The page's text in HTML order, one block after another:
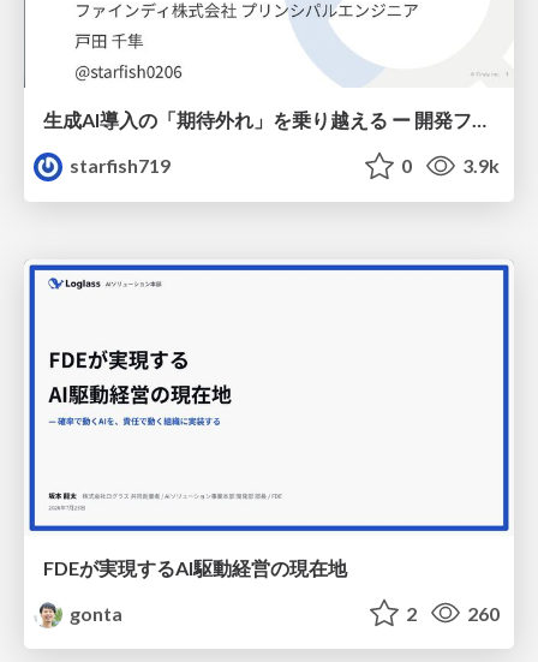
生成AI導入の「期待外れ」を乗り越える ー 開発フロー改革が目指す、真の組織変革
starfish719
0 3.9k
FDEが実現するAI駆動経営の現在地
gonta
2 260